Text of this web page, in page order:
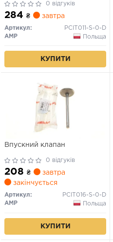
0 відгуків
284 ₴ завтра
Артикул:
PCIT011-S-0-D
AMP
Польща
КУПИТИ
Впускний клапан
0 відгуків
208 ₴
завтра
закінчується
Артикул:
PCIT016-S-0-D
AMP
Польща
КУПИТИ